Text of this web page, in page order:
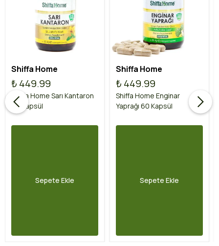
Shiffa Home
₺ 449.99
Shiffa Home Sarı Kantaron
60 Kapsül
Sepete Ekle
Shiffa Home
₺ 449.99
Shiffa Home Enginar
Yaprağı 60 Kapsül
Sepete Ekle